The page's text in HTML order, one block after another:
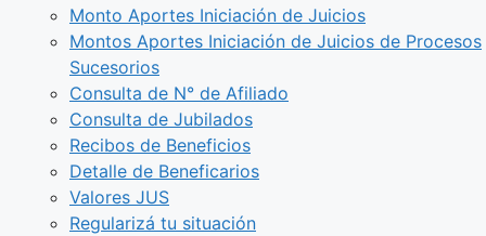
Monto Aportes Iniciación de Juicios
Montos Aportes Iniciación de Juicios de Procesos
Sucesorios
Consulta de N° de Afiliado
Consulta de Jubilados
Recibos de Beneficios
Detalle de Beneficarios
Valores JUS
Regularizá tu situación